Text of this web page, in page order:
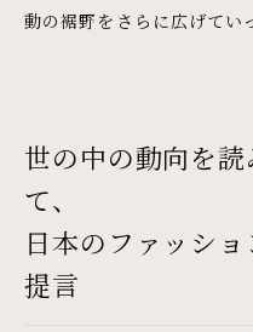
動の裾野をさらに広げてい
世の中の動向を
て、
日本のファッシ
提言